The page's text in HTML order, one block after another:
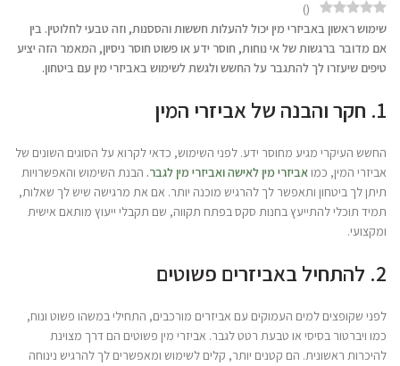
(
)
שימוש ראשון באביזרי מין יכול להעלות חששות והססנות, וזה טבעי לחלוטין. בין
אם מדובר ברגשות של אי נוחות, חוסר ידע או פשוט חוסר ניסיון, המאמר הזה יציע
טיפים שיעזרו לך להתגבר על החשש ולגשת לשימוש באביזרי מין עם ביטחון.
1. חקר והבנה של אביזרי המין
החשש העיקרי מגיע מחוסר ידע. לפני השימוש, כדאי לקרוא על הסוגים השונים של
אביזרי המין, כמואביזרי מין לאישהואביזרי מין לגבר. הבנת השימוש והאפשרויות
תיתן לך ביטחון ותאפשר לך להרגיש מוכנה יותר. אם את מרגישה שיש לך שאלות,
תמיד תוכלי להתייעץ בחנות סקס בפתח תקווה, שם תקבלי ייעוץ מותאם אישית
ומקצועי.
2. להתחיל באביזרים פשוטים
לפני שקופצים למים העמוקים עם אביזרים מורכבים, התחילי במשהו פשוט ונוח,
כמו ויברטור בסיסי או טבעת רטט לגבר. אביזרי מין פשוטים הם דרך מצוינת
להיכרות ראשונית. הם קטנים יותר, קלים לשימוש ומאפשרים לך להרגיש נינוחה